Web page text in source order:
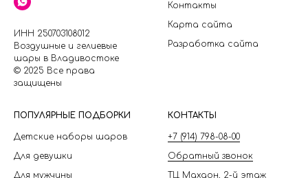
ИНН 250703108012
Воздушные и гелиевые
шары в Владивостоке
© 2025 Все права
защищены
Контакты
Карта сайта
Разработка сайта
ПОПУЛЯРНЫЕ ПОДБОРКИ
Детские наборы шаров
Для девушки
Для мужчины
КОНТАКТЫ
+7 (914) 798-08-00
Обратный звонок
ТЦ Махаон, 2-й этаж